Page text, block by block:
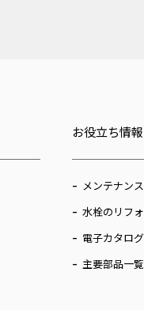
お役立ち情報
メンテナン
水栓のリフ
電子カタログ
主要部品一覧